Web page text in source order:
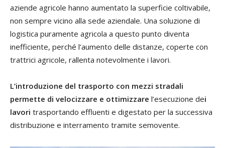
aziende agricole hanno aumentato la superficie coltivabile,
non sempre vicino alla sede aziendale. Una soluzione di
logistica puramente agricola a questo punto diventa
inefficiente, perché l’aumento delle distanze, coperte con
trattrici agricole, rallenta notevolmente i lavori.
L’introduzione del trasporto con mezzi stradali
permette di velocizzare e ottimizzare l’esecuzione dei
lavori trasportando effluenti e digestato per la successiva
distribuzione e interramento tramite semovente.